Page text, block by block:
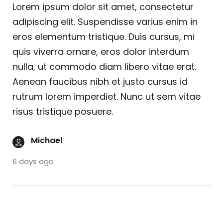
Lorem ipsum dolor sit amet, consectetur
adipiscing elit. Suspendisse varius enim in
eros elementum tristique. Duis cursus, mi
quis viverra ornare, eros dolor interdum
nulla, ut commodo diam libero vitae erat.
Aenean faucibus nibh et justo cursus id
rutrum lorem imperdiet. Nunc ut sem vitae
risus tristique posuere.
Michael
6 days ago